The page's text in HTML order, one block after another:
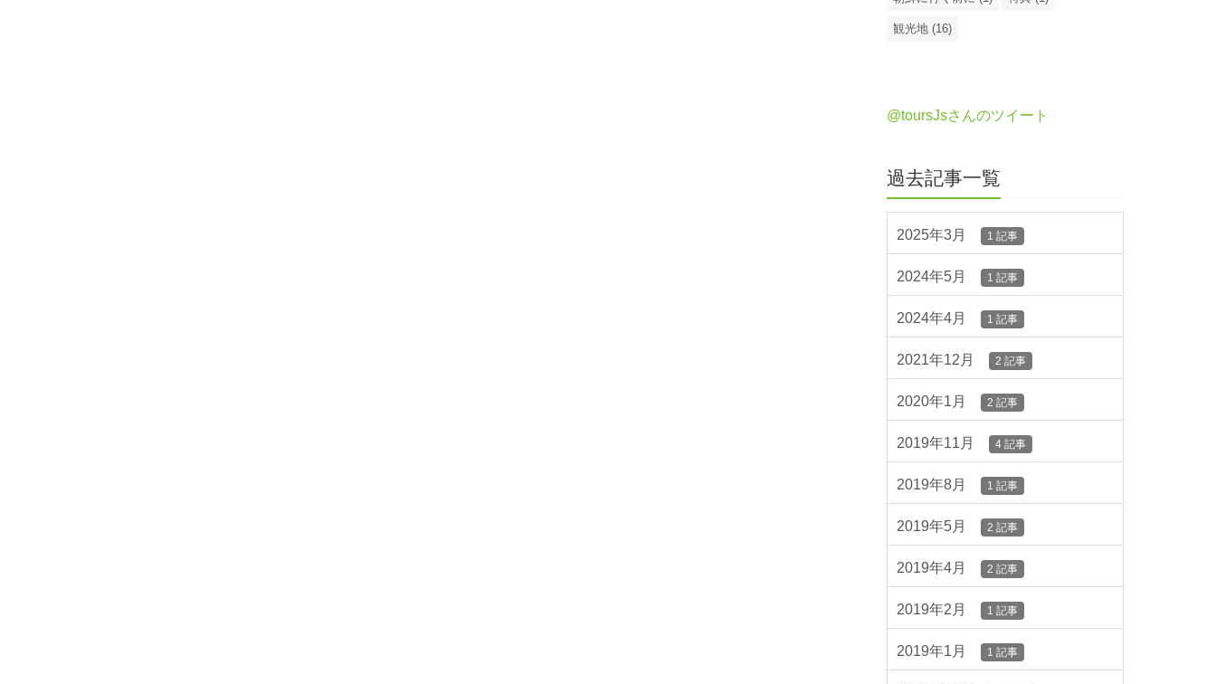
観光地 (16)
@toursJsさんのツイート
過去記事一覧
2025年3月 1 記事
2024年5月 1 記事
2024年4月 1 記事
2021年12月 2 記事
2020年1月 2 記事
2019年11月 4 記事
2019年8月 1 記事
2019年5月 2 記事
2019年4月 2 記事
2019年2月 1 記事
2019年1月 1 記事